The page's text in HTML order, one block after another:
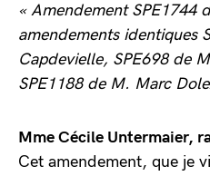
«Amendement SPE1744
amendements identiques
Capdevielle, SPE698 de
SPE1188 de M. Marc
Mme Cécile Untermaier,
Cet amendement, que je